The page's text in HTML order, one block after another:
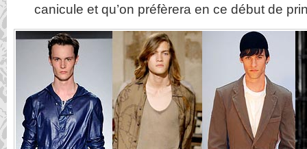
canicule et qu’on préfèrera en ce début de